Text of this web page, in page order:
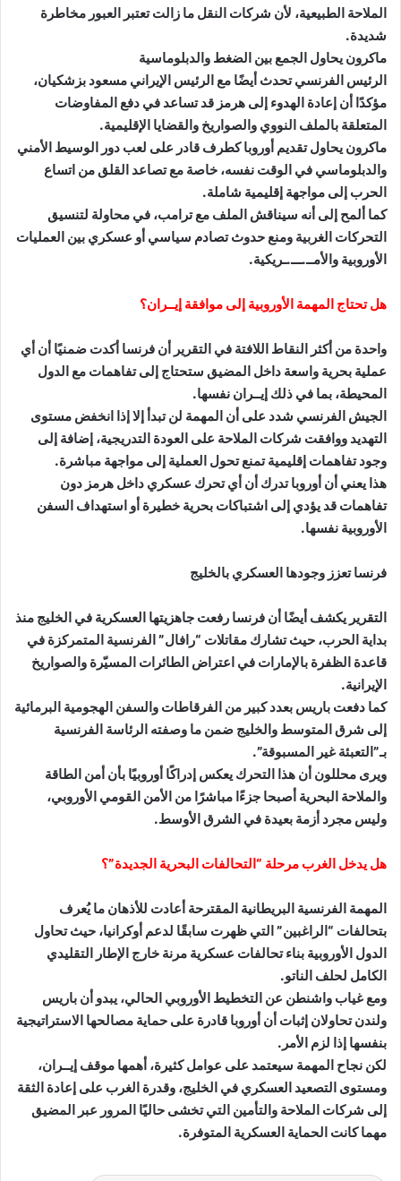
الملاحة الطبيعية، لأن شركات النقل ما زالت تعتبر العبور مخاطرة
شديدة.
ماكرون يحاول الجمع بين الضغط والدبلوماسية
الرئيس الفرنسي تحدث أيضًا مع الرئيس الإيراني مسعود بزشكيان،
مؤكدًا أن إعادة الهدوء إلى هرمز قد تساعد في دفع المفاوضات
المتعلقة بالملف النووي والصواريخ والقضايا الإقليمية.
ماكرون يحاول تقديم أوروبا كطرف قادر على لعب دور الوسيط الأمني
والدبلوماسي في الوقت نفسه، خاصة مع تصاعد القلق من اتساع
الحرب إلى مواجهة إقليمية شاملة.
كما ألمح إلى أنه سيناقش الملف مع ترامب، في محاولة لتنسيق
التحركات الغربية ومنع حدوث تصادم سياسي أو عسكري بين العمليات
الأوروبية والأمــ.ـــ.ـريكية.
هل تحتاج المهمة الأوروبية إلى موافقة إيــران؟
واحدة من أكثر النقاط اللافتة في التقرير أن فرنسا أكدت ضمنيًا أن أي
عملية بحرية واسعة داخل المضيق ستحتاج إلى تفاهمات مع الدول
المحيطة، بما في ذلك إيــران نفسها.
الجيش الفرنسي شدد على أن المهمة لن تبدأ إلا إذا انخفض مستوى
التهديد ووافقت شركات الملاحة على العودة التدريجية، إضافة إلى
وجود تفاهمات إقليمية تمنع تحول العملية إلى مواجهة مباشرة.
هذا يعني أن أوروبا تدرك أن أي تحرك عسكري داخل هرمز دون
تفاهمات قد يؤدي إلى اشتباكات بحرية خطيرة أو استهداف السفن
الأوروبية نفسها.
فرنسا تعزز وجودها العسكري بالخليج
التقرير يكشف أيضًا أن فرنسا رفعت جاهزيتها العسكرية في الخليج منذ
بداية الحرب، حيث تشارك مقاتلات “رافال” الفرنسية المتمركزة في
قاعدة الظفرة بالإمارات في اعتراض الطائرات المسيّرة والصواريخ
الإيرانية.
كما دفعت باريس بعدد كبير من الفرقاطات والسفن الهجومية البرمائية
إلى شرق المتوسط والخليج ضمن ما وصفته الرئاسة الفرنسية
بـ”التعبئة غير المسبوقة”.
ويرى محللون أن هذا التحرك يعكس إدراكًا أوروبيًا بأن أمن الطاقة
والملاحة البحرية أصبحا جزءًا مباشرًا من الأمن القومي الأوروبي،
وليس مجرد أزمة بعيدة في الشرق الأوسط.
هل يدخل الغرب مرحلة “التحالفات البحرية الجديدة”؟
المهمة الفرنسية البريطانية المقترحة أعادت للأذهان ما يُعرف
بتحالفات “الراغبين” التي ظهرت سابقًا لدعم أوكرانيا، حيث تحاول
الدول الأوروبية بناء تحالفات عسكرية مرنة خارج الإطار التقليدي
الكامل لحلف الناتو.
ومع غياب واشنطن عن التخطيط الأوروبي الحالي، يبدو أن باريس
ولندن تحاولان إثبات أن أوروبا قادرة على حماية مصالحها الاستراتيجية
بنفسها إذا لزم الأمر.
لكن نجاح المهمة سيعتمد على عوامل كثيرة، أهمها موقف إيــران،
ومستوى التصعيد العسكري في الخليج، وقدرة الغرب على إعادة الثقة
إلى شركات الملاحة والتأمين التي تخشى حاليًا المرور عبر المضيق
مهما كانت الحماية العسكرية المتوفرة.